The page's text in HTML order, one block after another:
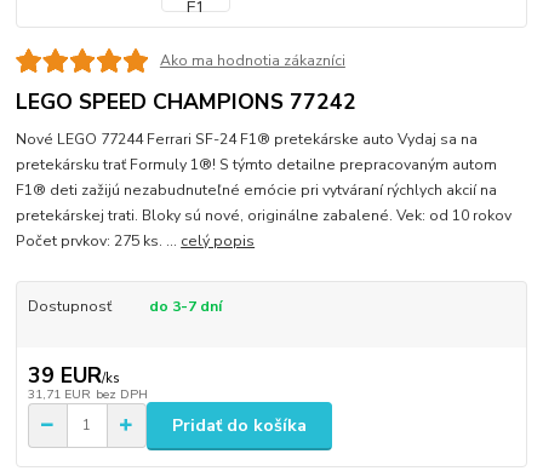
Ako ma hodnotia zákazníci
LEGO SPEED CHAMPIONS 77242
Nové LEGO 77244 Ferrari SF-24 F1® pretekárske auto Vydaj sa na
pretekársku trať Formuly 1®! S týmto detailne prepracovaným autom
F1® deti zažijú nezabudnuteľné emócie pri vytváraní rýchlych akcií na
pretekárskej trati. Bloky sú nové, originálne zabalené. Vek: od 10 rokov
Počet prvkov: 275 ks. ... celý popis
Dostupnosť do 3-7 dní
39 EUR/ks
31,71 EUR bez DPH
Pridať do košíka